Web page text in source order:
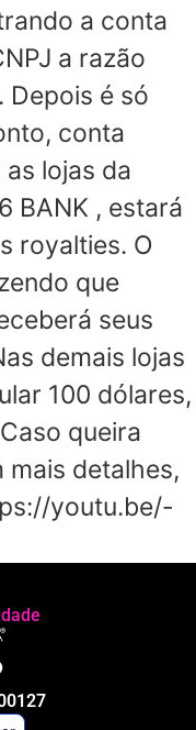
a conta
a razão
Depois é só
conta
lojas da
BANK , estará
royalties. O
que
seus
demais lojas
100 dólares,
queira
detalhes,
youtu.be/-